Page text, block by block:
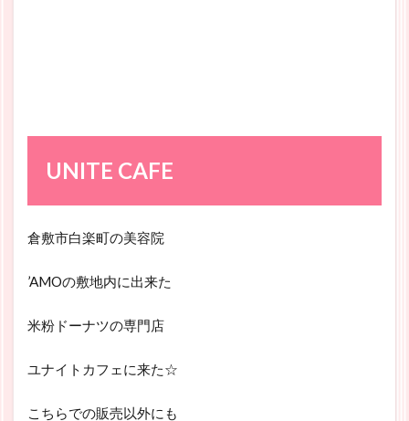
UNITE CAFE
倉敷市白楽町の美容院
’AMOの敷地内に出来た
米粉ドーナツの専門店
ユナイトカフェに来た☆
こちらでの販売以外にも